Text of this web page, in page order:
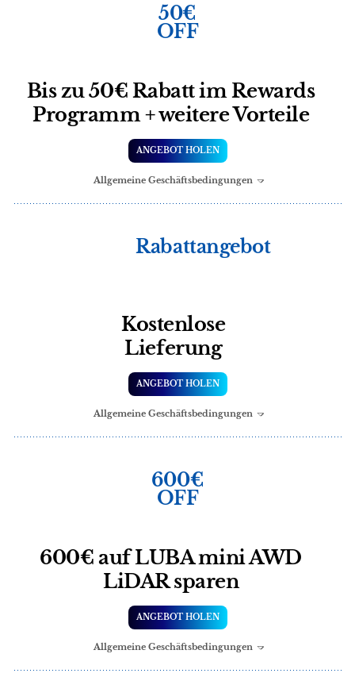
50€
OFF
Bis zu 50€ Rabatt im Rewards
Programm + weitere Vorteile
ANGEBOT HOLEN
Allgemeine Geschäftsbedingungen
Rabattangebot
Kostenlose
Lieferung
ANGEBOT HOLEN
Allgemeine Geschäftsbedingungen
600€
OFF
600€ auf LUBA mini AWD
LiDAR sparen
ANGEBOT HOLEN
Allgemeine Geschäftsbedingungen